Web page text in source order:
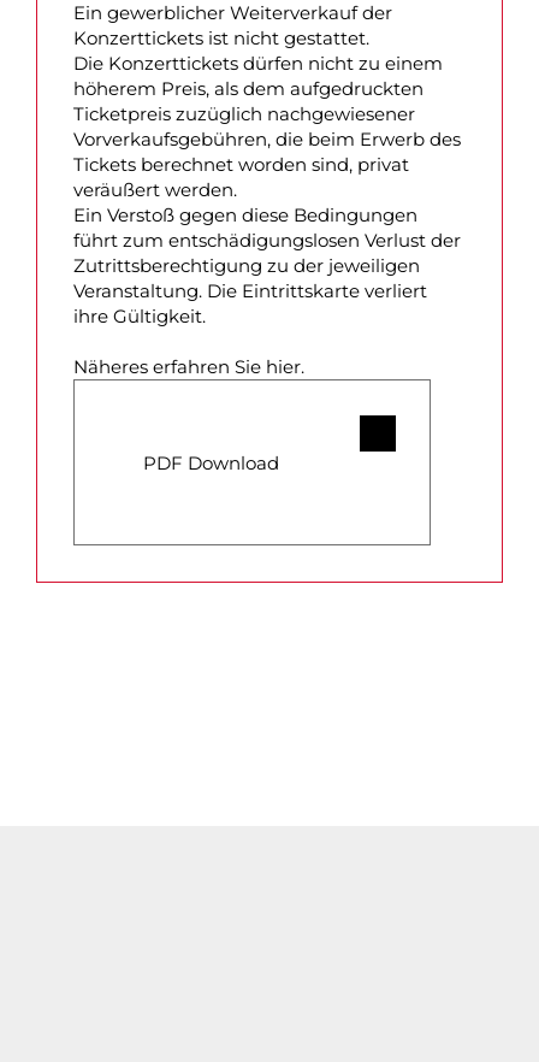
Ein gewerblicher Weiterverkauf der
Konzerttickets ist nicht gestattet.
Die Konzerttickets dürfen nicht zu einem
höherem Preis, als dem aufgedruckten
Ticketpreis zuzüglich nachgewiesener
Vorverkaufsgebühren, die beim Erwerb des
Tickets berechnet worden sind, privat
veräußert werden.
Ein Verstoß gegen diese Bedingungen
führt zum entschädigungslosen Verlust der
Zutrittsberechtigung zu der jeweiligen
Veranstaltung. Die Eintrittskarte verliert
ihre Gültigkeit.
Näheres erfahren Sie hier.
PDF Download